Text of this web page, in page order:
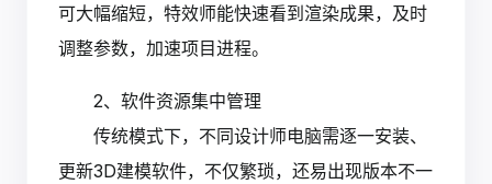
可大幅缩短，特效师能快速看到渲染成果，及时
调整参数，加速项目进程。
2、软件资源集中管理
传统模式下，不同设计师电脑需逐一安装、
更新3D建模软件，不仅繁琐，还易出现版本不一